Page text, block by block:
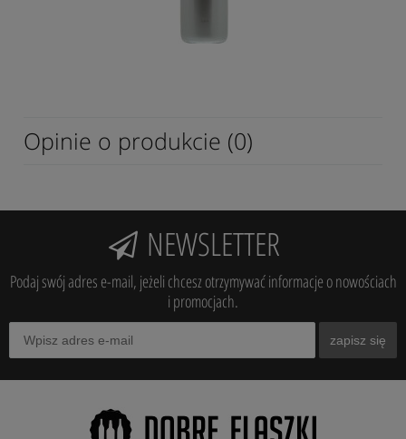
Opinie o produkcie (0)
NEWSLETTER
Podaj swój adres e-mail, jeżeli chcesz otrzymywać informacje o nowościach
i promocjach.
zapisz się